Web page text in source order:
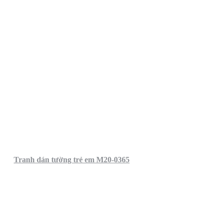
Tranh dán tường trẻ em M20-0365